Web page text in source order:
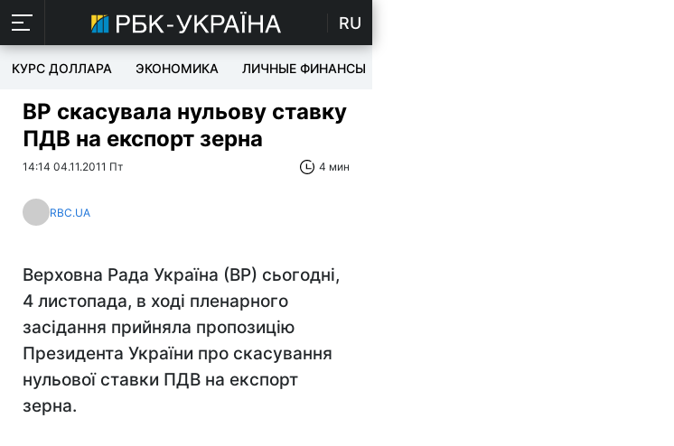
RU
КУРС ДОЛЛАРА ЭКОНОМИКА ЛИЧНЫЕ ФИНАНСЫ
ВР скасувала нульову ставку
ПДВ на експорт зерна
14:14 04.11.2011 Пт 4 мин
RBC.UA
Верховна Рада Україна (ВР) сьогодні,
4 листопада, в ході пленарного
засідання прийняла пропозицію
Президента України про скасування
нульової ставки ПДВ на експорт
зерна.